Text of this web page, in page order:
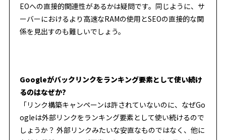
EOへの直接的関連性があるかは疑問です。同じように、サ
ーバーにおけるより高速なRAMの使用とSEOの直接的な関
係を見出すのも難しいでしょう。
Googleがバックリンクをランキング要素として使い続け
るのはなぜか?
「リンク構築キャンペーンは許されていないのに、なぜGo
ogleは外部リンクをランキング要素として使い続けるので
しょうか？ 外部リンクみたいな安直なものではなく、他に